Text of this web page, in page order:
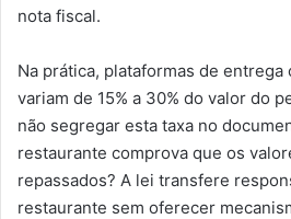
nota fiscal.
Na prática, plataformas de entrega
variam de 15% a 30% do valor do
não segregar esta taxa no
restaurante comprova que os
repassados? A lei transfere
restaurante sem oferecer